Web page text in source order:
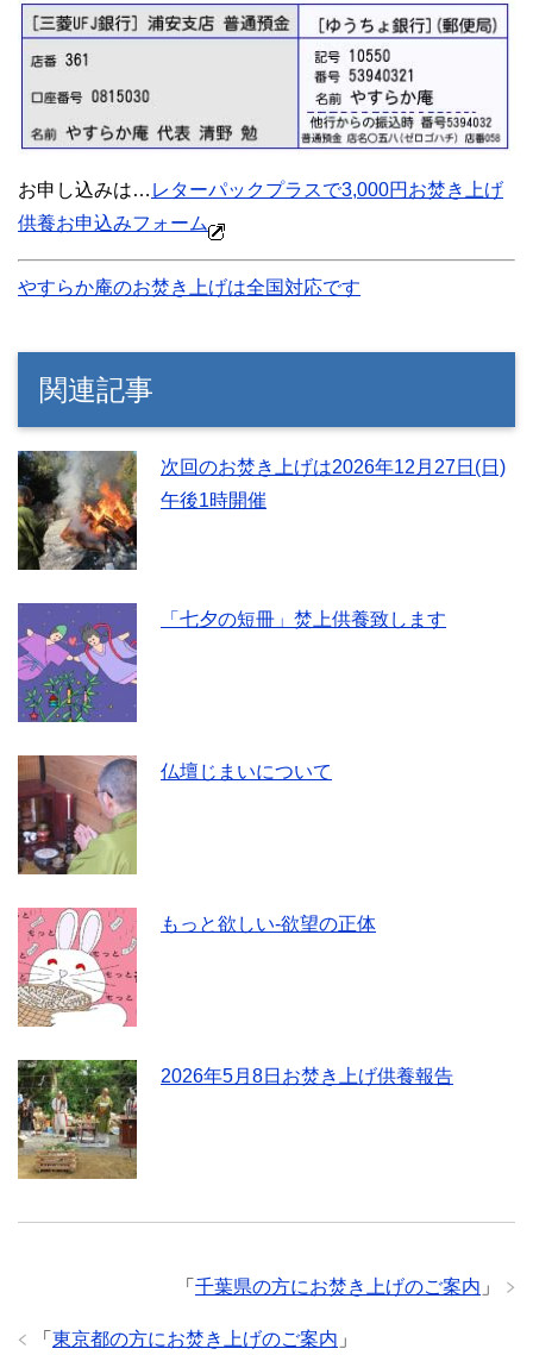
お申し込みは… レターパックプラスで3,000円お焚き上げ
供養お申込みフォーム
やすらか庵のお焚き上げは全国対応です
関連記事
次回のお焚き上げは2026年12月27日(日)
午後1時開催
「七夕の短冊」焚上供養致します
仏壇じまいについて
もっと欲しい-欲望の正体
2026年5月8日お焚き上げ供養報告
「 千葉県の方にお焚き上げのご案内 」
「 東京都の方にお焚き上げのご案内 」